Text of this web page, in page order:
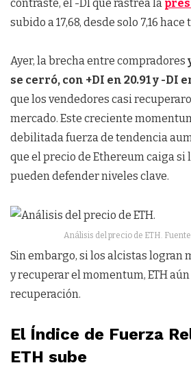
contraste, el -DI que rastrea la
subido a 17,68, desde solo 7,16 hace
Ayer, la brecha entre compradores
se cerró, con +DI en 20.91 y -DI
que los vendedores casi
mercado. Este creciente
debilitada fuerza de tendencia
que el precio de Ethereum caiga si
pueden defender niveles clave.
Análisis del precio de ETH.
Sin embargo, si los alcistas logran
y recuperar el momentum, ETH
recuperación.
El Índice de Fuerza
ETH sube